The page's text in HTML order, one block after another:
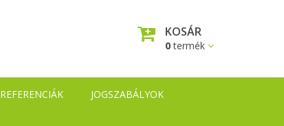
KOSÁR
0termék
REFERENCIÁK JOGSZABÁLYOK